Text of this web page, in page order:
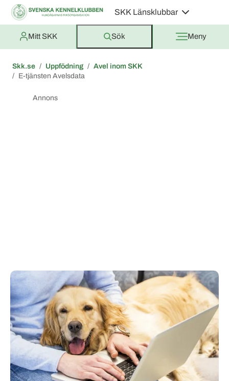
SKK Länsklubbar
Mitt SKK Sök Meny
Skk.se Uppfödning
Avel inom SKK
E-tjänsten Avelsdata
Annons